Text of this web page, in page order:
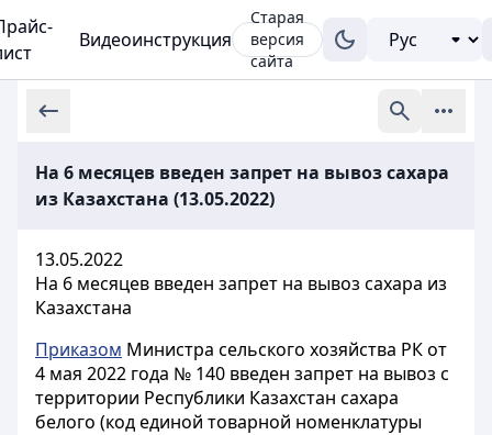
Видеоинструкция
Старая
версия
сайта
На 6 месяцев введен запрет на вывоз сахара
из Казахстана (13.05.2022)
13.05.2022
На 6 месяцев введен запрет на вывоз сахара из
Казахстана
Приказом Министра сельского хозяйства РК от
4 мая 2022 года № 140 введен запрет на вывоз с
территории Республики Казахстан сахара
белого (код единой товарной номенклатуры